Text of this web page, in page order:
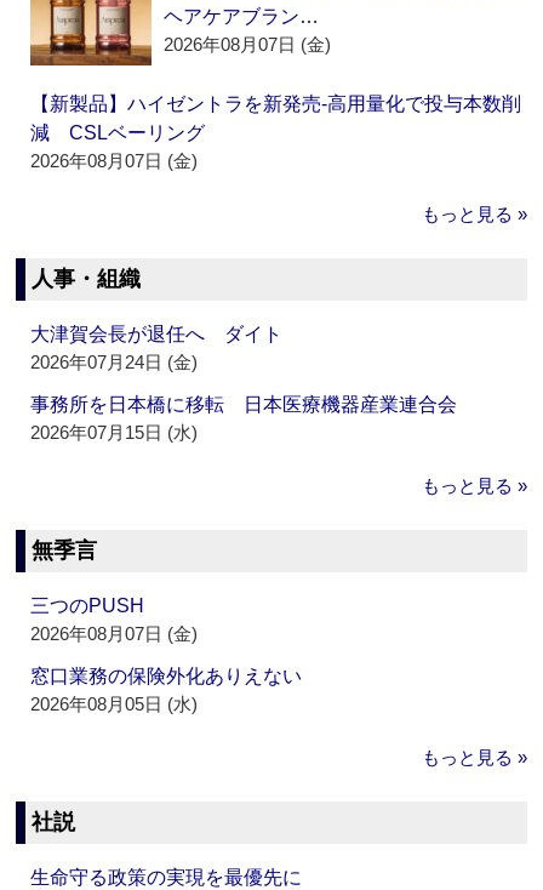
ヘアケアブラン…
2026年08月07日 (金)
【新製品】ハイゼントラを新発売‐高用量化で投与本数削
減 CSLベーリング
2026年08月07日 (金)
もっと見る »
人事・組織
大津賀会長が退任へ ダイト
2026年07月24日 (金)
事務所を日本橋に移転 日本医療機器産業連合会
2026年07月15日 (水)
もっと見る »
無季言
三つのPUSH
2026年08月07日 (金)
窓口業務の保険外化ありえない
2026年08月05日 (水)
もっと見る »
社説
生命守る政策の実現を最優先に